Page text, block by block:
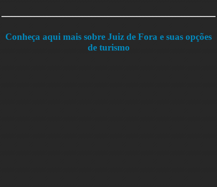
Conheça aqui mais sobre Juiz de Fora e suas opções
de turismo